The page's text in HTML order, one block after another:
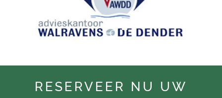
RESERVEER NU UW